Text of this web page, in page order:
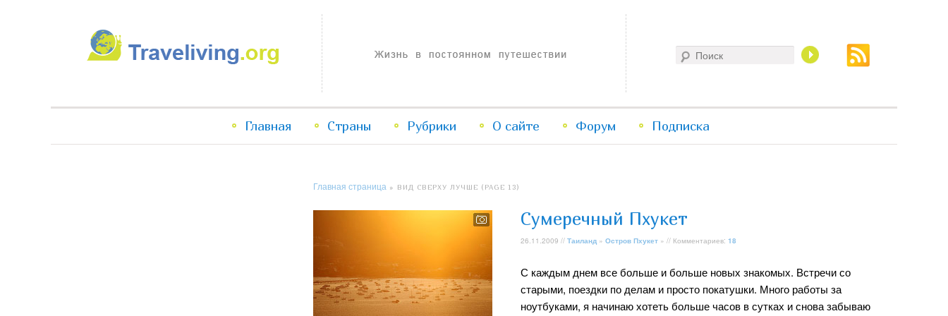
Traveliving
Жизнь в постоянном путешествии
Перейти
содержимому
Перейти
содержимому
Главная Страны Рубрики О сайте Форум Подписка
Главная страница » ВИД СВЕРХУ ЛУЧШЕ (PAGE 13)
Сумеречный Пхукет
26.11.2009 // Таиланд » Остров Пхукет » // Комментариев: 18
С каждым днем все больше и больше новых знакомых. Встречи со
старыми, поездки по делам и просто покатушки. Много работы за
ноутбуками, я начинаю хотеть больше часов в сутках и снова забываю